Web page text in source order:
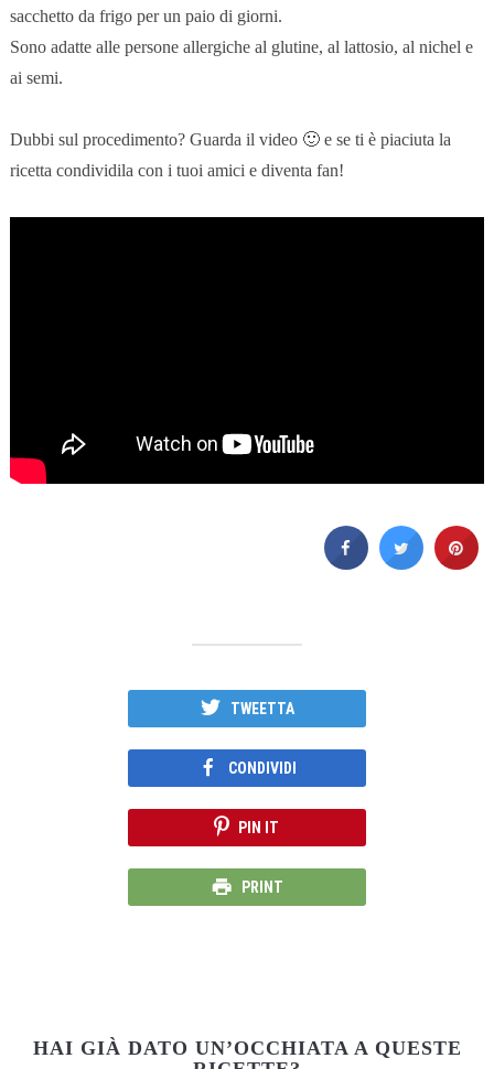
sacchetto da frigo per un paio di giorni.
Sono adatte alle persone allergiche al glutine, al lattosio, al nichel e
ai semi.
Dubbi sul procedimento? Guarda il video 🙂 e se ti è piaciuta la
ricetta condividila con i tuoi amici e diventa fan!
TWEETTA
CONDIVIDI
PIN IT
PRINT
HAI GIÀ DATO UN’OCCHIATA A QUESTE